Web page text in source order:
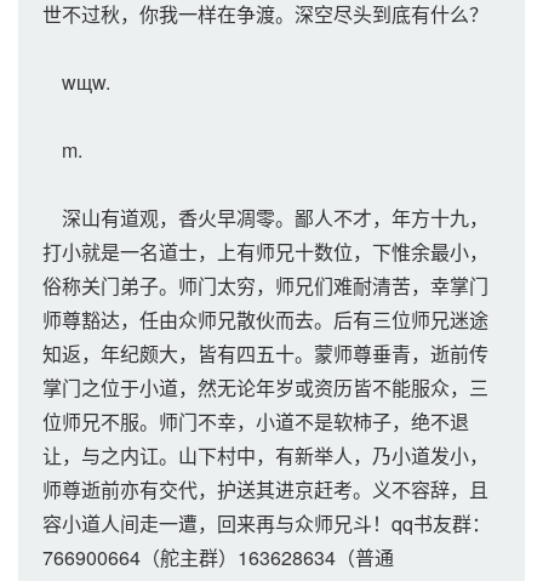
世不过秋，你我一样在争渡。深空尽头到底有什么？
wщw.
m.
深山有道观，香火早凋零。鄙人不才，年方十九，
打小就是一名道士，上有师兄十数位，下惟余最小，
俗称关门弟子。师门太穷，师兄们难耐清苦，幸掌门
师尊豁达，任由众师兄散伙而去。后有三位师兄迷途
知返，年纪颇大，皆有四五十。蒙师尊垂青，逝前传
掌门之位于小道，然无论年岁或资历皆不能服众，三
位师兄不服。师门不幸，小道不是软柿子，绝不退
让，与之内讧。山下村中，有新举人，乃小道发小，
师尊逝前亦有交代，护送其进京赶考。义不容辞，且
容小道人间走一遭，回来再与众师兄斗！qq书友群：
766900664（舵主群）163628634（普通